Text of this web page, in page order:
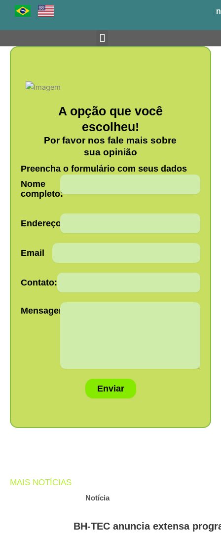
o
A opção que você
escolheu!
Por favor nos fale mais sobre
sua opinião
Preencha o formulário com seus dados
Nome
completo:
Endereço:
Email
Contato:
Mensagem:
Enviar
MAIS NOTÍCIAS
Notícia
BH-TEC anuncia extensa